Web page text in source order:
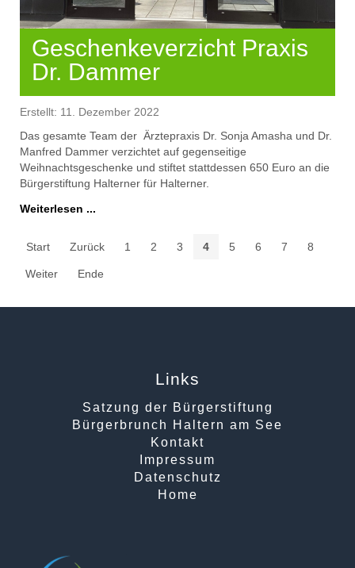
Geschenkeverzicht Praxis
Dr. Dammer
Erstellt: 11. Dezember 2022
Das gesamte Team der Ärztepraxis Dr. Sonja Amasha und Dr.
Manfred Dammer verzichtet auf gegenseitige
Weihnachtsgeschenke und stiftet stattdessen 650 Euro an die
Bürgerstiftung Halterner für Halterner.
Weiterlesen ...
Start Zurück 1 2 3 4 5 6 7 8
Weiter Ende
Links
Satzung der Bürgerstiftung
Bürgerbrunch Haltern am See
Kontakt
Impressum
Datenschutz
Home